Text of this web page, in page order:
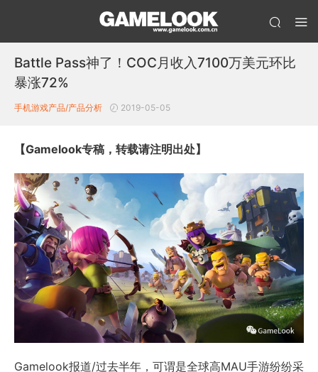
Battle Pass神了！COC月收入7100万美元环比
暴涨72%
手机游戏产品/产品分析 2019-05-05
【Gamelook专稿，转载请注明出处】
Gamelook报道/过去半年，可谓是全球高MAU手游纷纷采